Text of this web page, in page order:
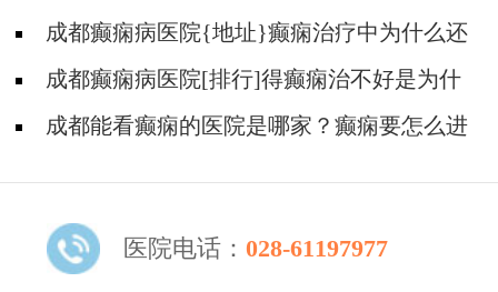
意什么?
成都癫痫病医院{地址}癫痫治疗中为什么还
是犯病?
成都癫痫病医院[排行]得癫痫治不好是为什
么?成都能看癫痫的医院是哪家？癫痫要怎么进
医院电话： 028-61197977